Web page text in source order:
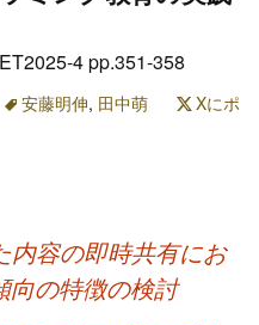
4 pp.351-358
安藤明伸, 田中萌
Xにポ
内容の即時共有にお
向の特徴の検討